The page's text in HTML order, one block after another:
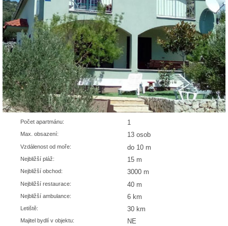
Počet apartmánu:
Max. obsazení: